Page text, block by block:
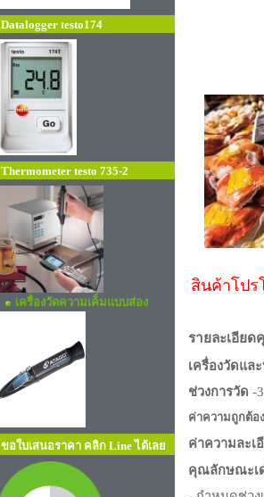
Datalogger testo174
Thermometer testo 735-2
เครื่องวัดความเค็มแบบส่อง
ขอใบเสนอราคา คลิก Line ได้เลย
สินค้าโปร
รายละเอีย
เครื่องวัดแ
ช่วงการวัด -
ค่าความถูกต้อง
ค่าความละเ
คุณลักษณะเ